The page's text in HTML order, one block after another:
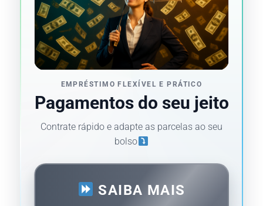
EMPRÉSTIMO FLEXÍVEL E PRÁTICO
Pagamentos do seu jeito
Contrate rápido e adapte as parcelas ao seu
bolso
SAIBA MAIS